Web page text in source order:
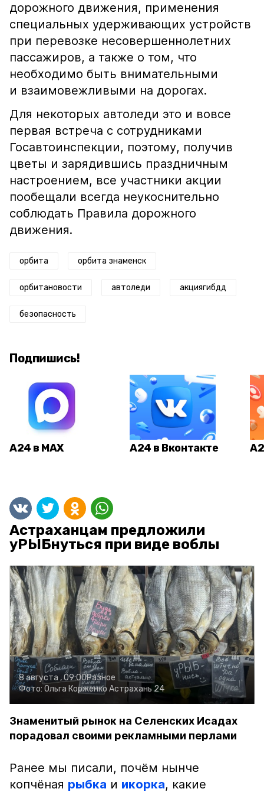
дорожного движения, применения
специальных удерживающих устройств
при перевозке несовершеннолетних
пассажиров, а также о том, что
необходимо быть внимательными
и взаимовежливыми на дорогах.
Для некоторых автоледи это и вовсе
первая встреча с сотрудниками
Госавтоинспекции, поэтому, получив
цветы и зарядившись праздничным
настроением, все участники акции
пообещали всегда неукоснительно
соблюдать Правила дорожного
движения.
орбита орбита знаменск
орбитановости автоледи акциягибдд
безопасность
Подпишись!
А24 в MAX А24 в Вконтакте
Астраханцам предложили
уРЫБнуться при виде воблы
8 августа , 09:00Разное
Фото: Ольга Корженко Астрахань 24
Знаменитый рынок на Селенских Исадах
порадовал своими рекламными перлами
Ранее мы писали, почём нынче
копчёная рыбка и икорка, какие